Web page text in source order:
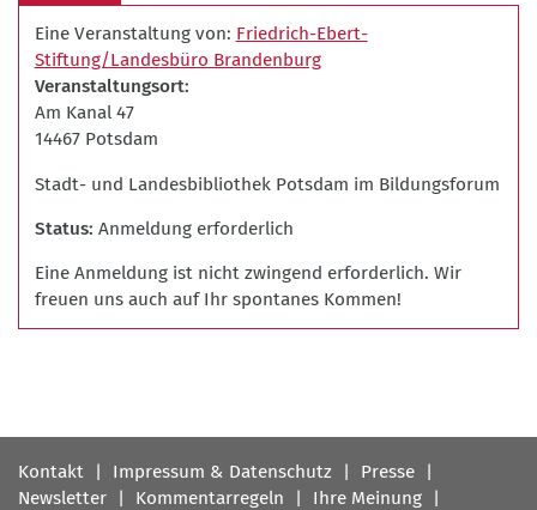
Eine Veranstaltung von: Friedrich-Ebert-
Stiftung/Landesbüro Brandenburg
Veranstaltungsort
Am Kanal 47
14467 Potsdam
Stadt- und Landesbibliothek Potsdam im Bildungsforum
Status Anmeldung erforderlich
Eine Anmeldung ist nicht zwingend erforderlich. Wir
freuen uns auch auf Ihr spontanes Kommen!
Fußbereichsmenü
Kontakt Impressum & Datenschutz
Presse
Newsletter
Kommentarregeln Ihre Meinung